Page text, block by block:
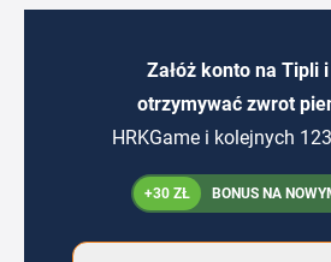
Załóż konto na Tipli
otrzymywać zwrot
HRKGame i kolejnych
+30 ZŁ BONUS NA